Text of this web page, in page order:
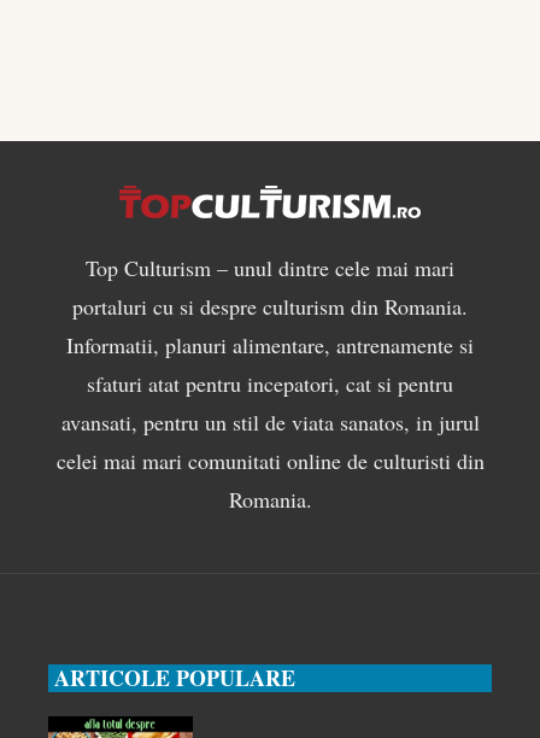
Top Culturism – unul dintre cele mai mari
portaluri cu si despre culturism din Romania.
Informatii, planuri alimentare, antrenamente si
sfaturi atat pentru incepatori, cat si pentru
avansati, pentru un stil de viata sanatos, in jurul
celei mai mari comunitati online de culturisti din
Romania.
ARTICOLE POPULARE